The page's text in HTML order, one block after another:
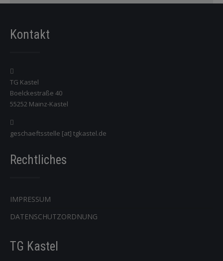
Kontakt
TG Kastel
Boelckestraße 40
55252 Mainz-Kastel
geschaeftsstelle [at] tgkastel.de
Rechtliches
IMPRESSUM
DATENSCHUTZORDNUNG
TG Kastel